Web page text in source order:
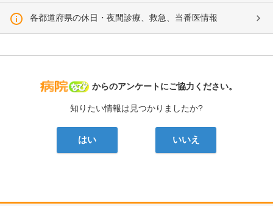
各都道府県の休日・夜間診療、救急、当番医情報
病院なび
からのアンケートにご協力ください。
知りたい情報は見つかりましたか?
はい いいえ